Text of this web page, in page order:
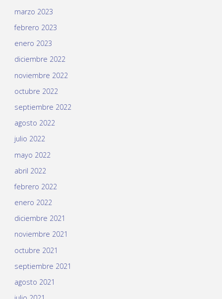
marzo 2023
febrero 2023
enero 2023
diciembre 2022
noviembre 2022
octubre 2022
septiembre 2022
agosto 2022
julio 2022
mayo 2022
abril 2022
febrero 2022
enero 2022
diciembre 2021
noviembre 2021
octubre 2021
septiembre 2021
agosto 2021